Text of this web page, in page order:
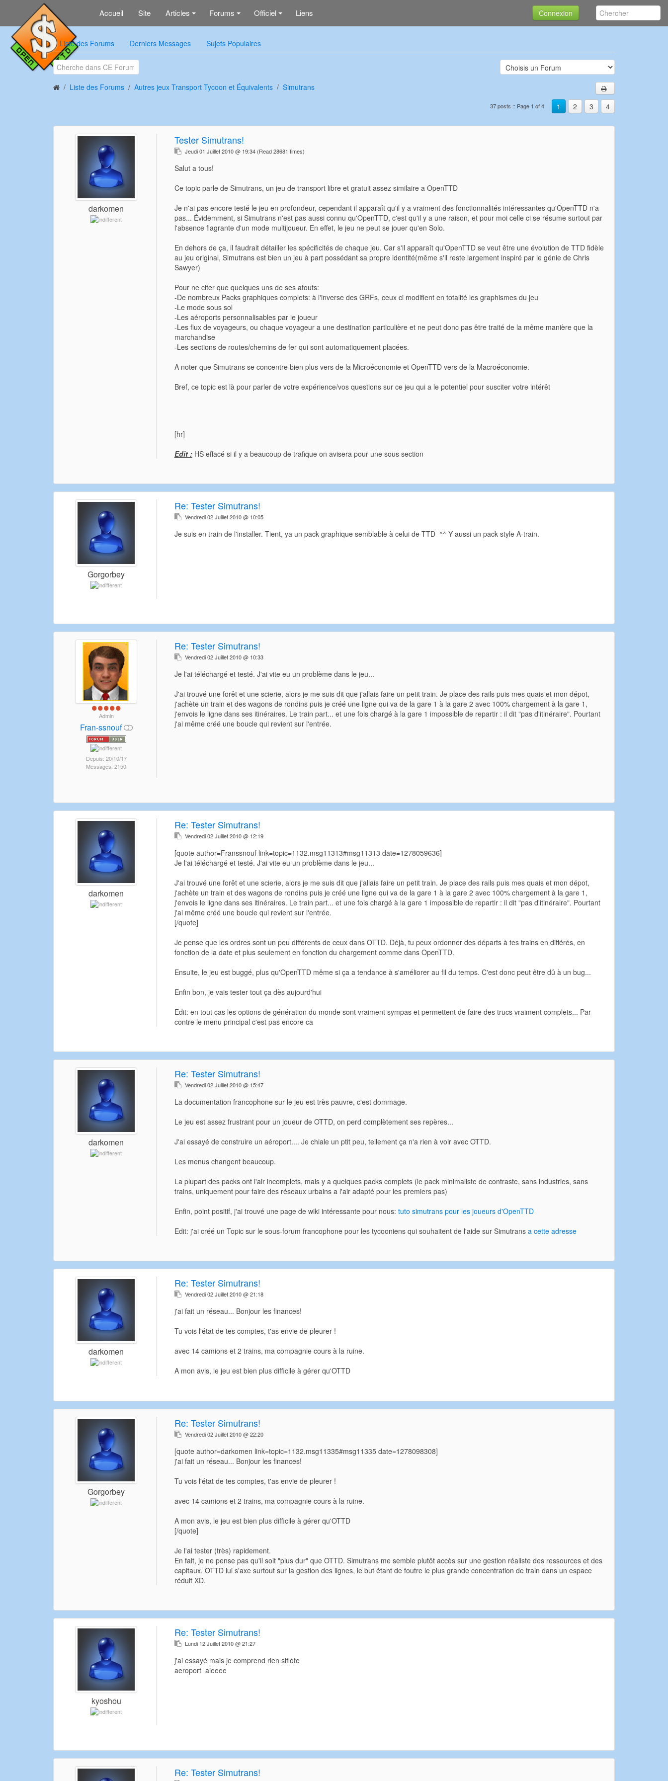
Accueil Site Articles Forums Officiel Liens Connexion
Liste des Forums Derniers Messages Sujets Populaires
Liste des Forums Autres jeux Transport Tycoon et Équivalents
Simutrans
1
2 3 4
37 posts :: Page 1 of 4
darkomen
Tester Simutrans!
Jeudi 01 Juillet 2010 @ 19:34(Read 28681 times)
Salut a tous!
Ce topic parle de Simutrans, un jeu de transport libre et gratuit assez similaire a OpenTTD
Je n'ai pas encore testé le jeu en profondeur, cependant il apparaît qu'il y a vraiment des fonctionnalités intéressantes qu'OpenTTD n'a
pas... Évidemment, si Simutrans n'est pas aussi connu qu'OpenTTD, c'est qu'il y a une raison, et pour moi celle ci se résume surtout par
l'absence flagrante d'un mode multijoueur. En effet, le jeu ne peut se jouer qu'en Solo.
En dehors de ça, il faudrait détailler les spécificités de chaque jeu. Car s'il apparaît qu'OpenTTD se veut être une évolution de TTD fidèle
au jeu original, Simutrans est bien un jeu à part possédant sa propre identité(même s'il reste largement inspiré par le génie de Chris
Sawyer)
Pour ne citer que quelques uns de ses atouts:
-De nombreux Packs graphiques complets: à l'inverse des GRFs, ceux ci modifient en totalité les graphismes du jeu
-Le mode sous sol
-Les aéroports personnalisables par le joueur
-Les flux de voyageurs, ou chaque voyageur a une destination particulière et ne peut donc pas être traité de la même manière que la
marchandise
-Les sections de routes/chemins de fer qui sont automatiquement placées.
A noter que Simutrans se concentre bien plus vers de la Microéconomie et OpenTTD vers de la Macroéconomie.
Bref, ce topic est là pour parler de votre expérience/vos questions sur ce jeu qui a le potentiel pour susciter votre intérêt
[hr]
Edit :HS effacé si il y a beaucoup de trafique on avisera pour une sous section
Gorgorbey
Re: Tester Simutrans!
Vendredi 02 Juillet 2010 @ 10:05
Je suis en train de l'installer. Tient, ya un pack graphique semblable à celui de TTD ^^ Y aussi un pack style A-train.
Admin
Fran-ssnouf
Depuis: 20/10/17
Messages: 2150
Re: Tester Simutrans!
Vendredi 02 Juillet 2010 @ 10:33
Je l'ai téléchargé et testé. J'ai vite eu un problème dans le jeu...
J'ai trouvé une forêt et une scierie, alors je me suis dit que j'allais faire un petit train. Je place des rails puis mes quais et mon dépot,
j'achète un train et des wagons de rondins puis je créé une ligne qui va de la gare 1 à la gare 2 avec 100% chargement à la gare 1,
j'envois le ligne dans ses itinéraires. Le train part... et une fois chargé à la gare 1 impossible de repartir : il dit "pas d'itinéraire". Pourtant
j'ai même créé une boucle qui revient sur l'entrée.
darkomen
Re: Tester Simutrans!
Vendredi 02 Juillet 2010 @ 12:19
[quote author=Franssnouf link=topic=1132.msg11313#msg11313 date=1278059636]
Je l'ai téléchargé et testé. J'ai vite eu un problème dans le jeu...
J'ai trouvé une forêt et une scierie, alors je me suis dit que j'allais faire un petit train. Je place des rails puis mes quais et mon dépot,
j'achète un train et des wagons de rondins puis je créé une ligne qui va de la gare 1 à la gare 2 avec 100% chargement à la gare 1,
j'envois le ligne dans ses itinéraires. Le train part... et une fois chargé à la gare 1 impossible de repartir : il dit "pas d'itinéraire". Pourtant
j'ai même créé une boucle qui revient sur l'entrée.
[/quote]
Je pense que les ordres sont un peu différents de ceux dans OTTD. Déjà, tu peux ordonner des départs à tes trains en différés, en
fonction de la date et plus seulement en fonction du chargement comme dans OpenTTD.
Ensuite, le jeu est buggé, plus qu'OpenTTD même si ça a tendance à s'améliorer au fil du temps. C'est donc peut être dû à un bug...
Enfin bon, je vais tester tout ça dès aujourd'hui
Edit: en tout cas les options de génération du monde sont vraiment sympas et permettent de faire des trucs vraiment complets... Par
contre le menu principal c'est pas encore ca
darkomen
Re: Tester Simutrans!
Vendredi 02 Juillet 2010 @ 15:47
La documentation francophone sur le jeu est très pauvre, c'est dommage.
Le jeu est assez frustrant pour un joueur de OTTD, on perd complètement ses repères...
J'ai essayé de construire un aéroport.... Je chiale un ptit peu, tellement ça n'a rien à voir avec OTTD.
Les menus changent beaucoup.
La plupart des packs ont l'air incomplets, mais y a quelques packs complets (le pack minimaliste de contraste, sans industries, sans
trains, uniquement pour faire des réseaux urbains a l'air adapté pour les premiers pas)
Enfin, point positif, j'ai trouvé une page de wiki intéressante pour nous: tuto simutrans pour les joueurs d'OpenTTD
Edit: j'ai créé un Topic sur le sous-forum francophone pour les tycooniens qui souhaitent de l'aide sur Simutrans a cette adresse
darkomen
Re: Tester Simutrans!
Vendredi 02 Juillet 2010 @ 21:18
j'ai fait un réseau... Bonjour les finances!
Tu vois l'état de tes comptes, t'as envie de pleurer !
avec 14 camions et 2 trains, ma compagnie cours à la ruine.
A mon avis, le jeu est bien plus difficile à gérer qu'OTTD
Gorgorbey
Re: Tester Simutrans!
Vendredi 02 Juillet 2010 @ 22:20
[quote author=darkomen link=topic=1132.msg11335#msg11335 date=1278098308]
j'ai fait un réseau... Bonjour les finances!
Tu vois l'état de tes comptes, t'as envie de pleurer !
avec 14 camions et 2 trains, ma compagnie cours à la ruine.
A mon avis, le jeu est bien plus difficile à gérer qu'OTTD
[/quote]
Je l'ai tester (très) rapidement.
En fait, je ne pense pas qu'il soit "plus dur" que OTTD. Simutrans me semble plutôt accès sur une gestion réaliste des ressources et des
capitaux. OTTD lui s'axe surtout sur la gestion des lignes, le but étant de foutre le plus grande concentration de train dans un espace
réduit XD.
kyoshou
Re: Tester Simutrans!
Lundi 12 Juillet 2010 @ 21:27
j'ai essayé mais je comprend rien siflote
aeroport aieeee
Re: Tester Simutrans!